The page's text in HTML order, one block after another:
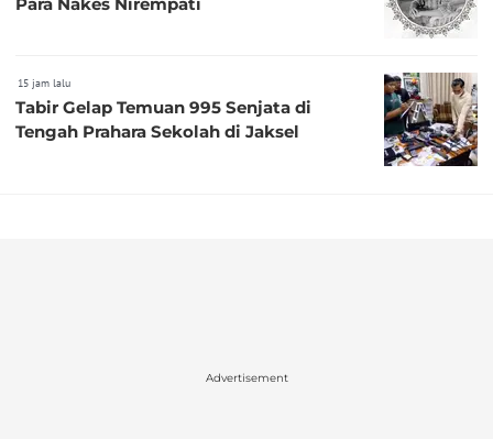
15 jam lalu
Tabir Gelap Temuan 995 Senjata di
Tengah Prahara Sekolah di Jaksel
Advertisement